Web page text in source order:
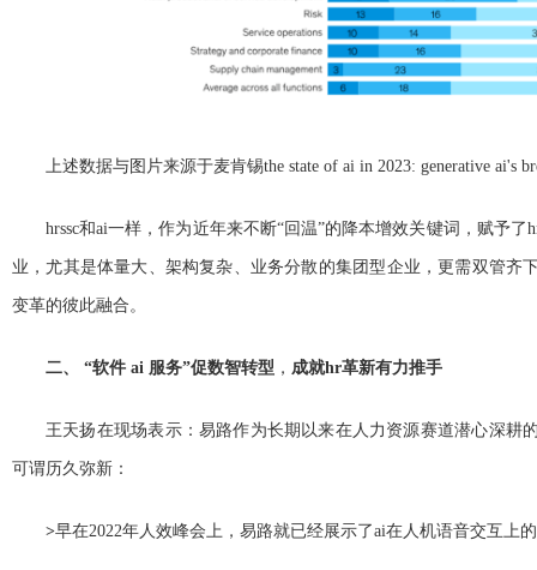
上述数据与图片来源于麦肯锡the state of ai in 2023: generative ai's
hrssc和ai一样，作为近年来不断“回温”的降本增效关键词，赋予了
业，尤其是体量大、架构复杂、业务分散的集团型企业，更需双管齐
变革的彼此融合。
二、 “软件 ai 服务”促数智转型 ， 成就hr革新有力推手
王天扬在现场表示：易路作为长期以来在人力资源赛道潜心深耕
可谓历久弥新：
>早在2022年人效峰会上，易路就已经展示了ai在人机语音交互